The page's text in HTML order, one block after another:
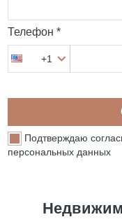
Телефон *
+1
Подтверждаю
персональных данных